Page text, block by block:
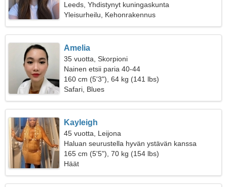
Leeds, Yhdistynyt kuningaskunta
Yleisurheilu, Kehonrakennus
Amelia
35 vuotta, Skorpioni
Nainen etsii paria 40-44
160 cm (5'3"), 64 kg (141 lbs)
Safari, Blues
Kayleigh
45 vuotta, Leijona
Haluan seurustella hyvän ystävän kanssa
165 cm (5'5"), 70 kg (154 lbs)
Häät